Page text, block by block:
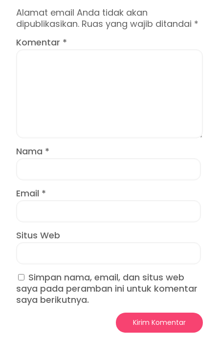
Alamat email Anda tidak akan
dipublikasikan. Ruas yang wajib ditandai *
Komentar *
Nama *
Email *
Situs Web
Simpan nama, email, dan situs web
saya pada peramban ini untuk komentar
saya berikutnya.